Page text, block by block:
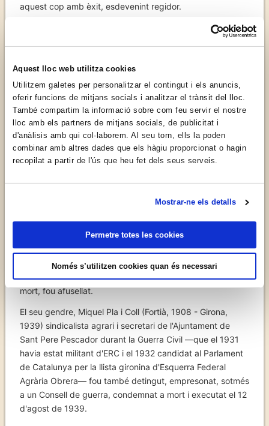
Aquest lloc web utilitza cookies
Utilitzem galetes per personalitzar el contingut i els anuncis,
oferir funcions de mitjans socials i analitzar el trànsit del lloc.
També compartim la informació sobre com feu servir el nostre
lloc amb els partners de mitjans socials, de publicitat i
d'anàlisis amb qui col·laborem. Al seu torn, ells la poden
combinar amb altres dades que els hàgiu proporcionat o hagin
recopilat a partir de l'ús que heu fet dels seus serveis.
Mostrar-ne els detalls
Permetre totes les cookies
Només s’utilitzen cookies quan és necessari
aquest cop amb èxit, esdevenint regidor.
A les eleccions municipals del gener de 1934 encapçalà la
candidatura del Centre Republicà Federal de Sant Pere
la Lliga Catalana per 372 vots a 101 vots, esdevenint
alcalde fins els Fets d'Octubre de 1934, quan els regidors
d'esquerres foren destituïts.
Arran de la victòria del Front d'Esquerres, a les eleccions
legislatives del febrer de 1936, recuperà l'alcaldia que
exercí fins els Fets de Maig de 1937, en plena guerra.
Presó i afusellament
A la fi de la Guerra Civil romangué al poble, fins a la seva
Fou jutjat en un Consell de guerra franquista sense
garanties amb les típiques acusacions: «confiscació de
propietats i productes, col·lectivització de terres,
imposició de multes i responsable de la crema de
l'església i de violència contra persones». Condemnat a
mort, fou afusellat.
El seu gendre, Miquel Pla i Coll (Fortià, 1908 - Girona,
1939) sindicalista agrari i secretari de l'Ajuntament de
Sant Pere Pescador durant la Guerra Civil —que el 1931
havia estat militant d'ERC i el 1932 candidat al Parlament
de Catalunya per la llista gironina d'Esquerra Federal
Agrària Obrera— fou també detingut, empresonat, sotmés
a un Consell de guerra, condemnat a mort i executat el 12
d'agost de 1939.